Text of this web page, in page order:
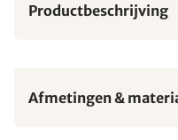
Productbeschrijving
Afmetingen &